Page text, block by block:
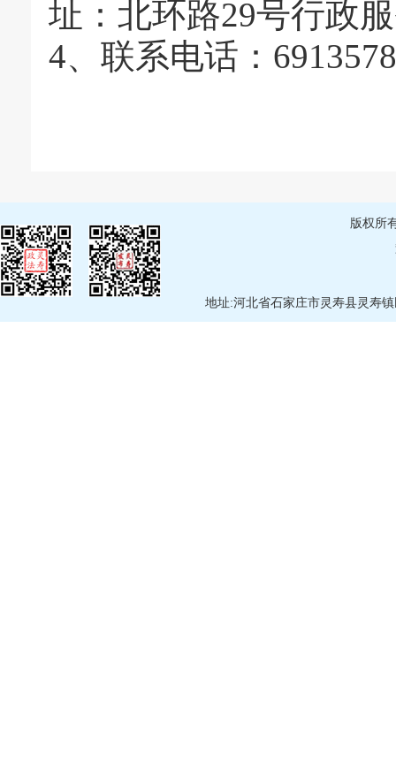
址：北环路29号行政
4、联系电话：